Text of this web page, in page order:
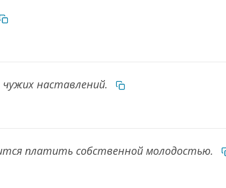
наставлений.
платить собственной молодостью.